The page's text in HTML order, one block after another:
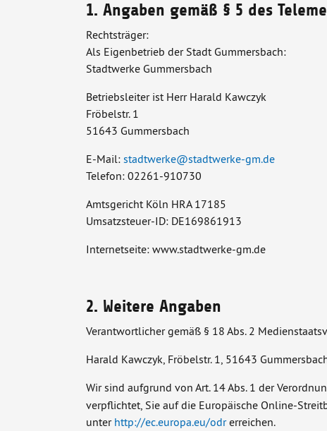
1. Angaben gemäß § 5 des
Rechtsträger:
Als Eigenbetrieb der Stadt Gummersbach:
Stadtwerke Gummersbach
Betriebsleiter ist Herr Harald Kawczyk
Fröbelstr. 1
51643 Gummersbach
E-Mail: stadtwerke@stadtwerke-gm.de
Telefon: 02261-910730
Amtsgericht Köln HRA 17185
Umsatzsteuer-ID: DE169861913
Internetseite: www.stadtwerke-gm.de
2. Weitere Angaben
Verantwortlicher gemäß § 18 Abs. 2
Harald Kawczyk, Fröbelstr. 1, 51643
Wir sind aufgrund von Art. 14 Abs. 1 der
verpflichtet, Sie auf die Europäische Online-
unter http://ec.europa.eu/odrerreichen.